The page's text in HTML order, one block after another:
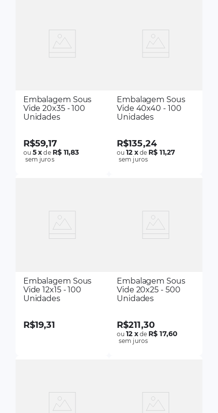
Embalagem Sous
Vide 20x35 - 100
Unidades
R$59,17
ou5x de R$ 11,83
sem juros
Embalagem Sous
Vide 40x40 - 100
Unidades
R$135,24
ou12 xde R$ 11,27
sem juros
Embalagem Sous
Vide 12x15 - 100
Unidades
R$19,31
Embalagem Sous
Vide 20x25 - 500
Unidades
R$211,30
ou12 xde R$ 17,60
sem juros